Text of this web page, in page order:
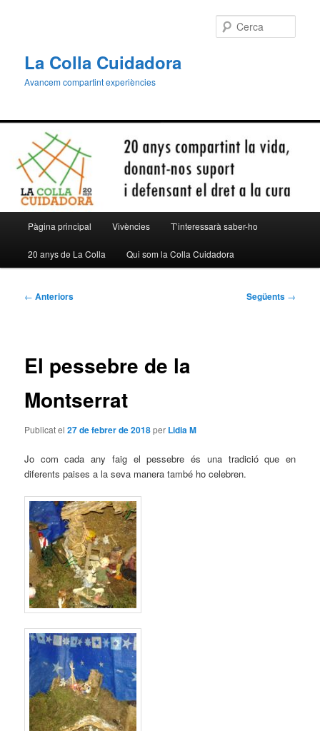
La Colla Cuidadora
Avancem compartint experiències
principal
Pàgina principal Vivències T’interessarà saber-ho
20 anys de La Colla Qui som la Colla Cuidadora
Navegació
← Anteriors Següents →
El pessebre de la
Montserrat
Publicat el27 de febrer de 2018per Lidia M
Jo com cada any faig el pessebre és una tradició que en
diferents paises a la seva manera també ho celebren.